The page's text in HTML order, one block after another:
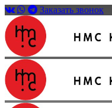
Заказать звонок